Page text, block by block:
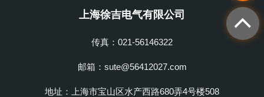
上海徐吉电气有限公司
传真：021-56146322
邮箱：sute@56412027.com
地址：上海市宝山区水产西路680弄4号楼508